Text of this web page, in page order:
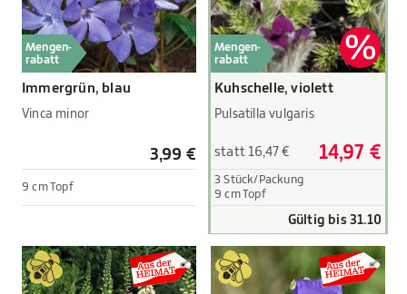
Mengen-
rabatt
Immergrün, blau
Vinca minor
3,99 €
9 cm Topf
Mengen-
rabatt
Kuhschelle, violett
Pulsatilla vulgaris
statt 16,47 € 14,97 €
3 Stück/Packung
9 cm Topf
Gültig bis 31.10